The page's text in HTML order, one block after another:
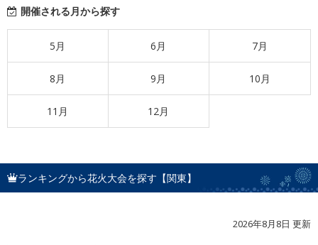
開催される月から探す
5月 6月 7月
8月 9月 10月
11月 12月
ランキングから花火大会を探す【関東】
2026年8月8日 更新